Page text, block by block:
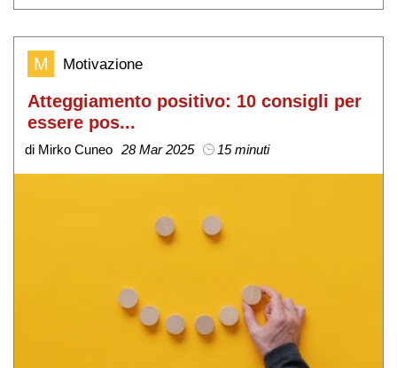
M Motivazione
Atteggiamento positivo: 10 consigli per
essere pos...
di Mirko Cuneo 28 Mar 2025 15 minuti